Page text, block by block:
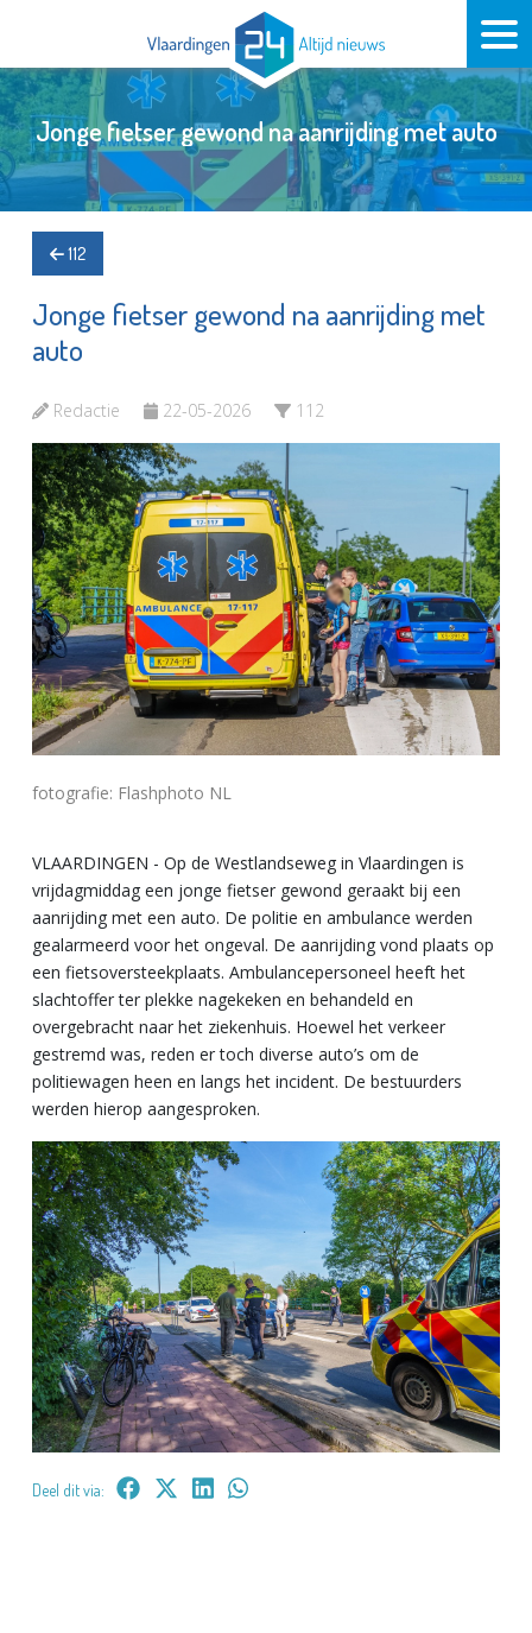
Jonge fietser gewond na aanrijding met auto
112
Jonge fietser gewond na aanrijding met
auto
Redactie 22-05-2026 112
fotografie: Flashphoto NL
VLAARDINGEN - Op de Westlandseweg in Vlaardingen is
vrijdagmiddag een jonge fietser gewond geraakt bij een
aanrijding met een auto. De politie en ambulance werden
gealarmeerd voor het ongeval. De aanrijding vond plaats op
een fietsoversteekplaats. Ambulancepersoneel heeft het
slachtoffer ter plekke nagekeken en behandeld en
overgebracht naar het ziekenhuis. Hoewel het verkeer
gestremd was, reden er toch diverse auto’s om de
politiewagen heen en langs het incident. De bestuurders
werden hierop aangesproken.
Deel dit via: